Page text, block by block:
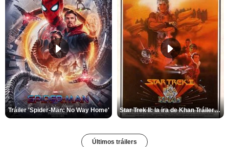
Tráiler 'Spider-Man: No Way Home' Star Trek II: la ira de Khan Tráiler VO
Últimos tráilers